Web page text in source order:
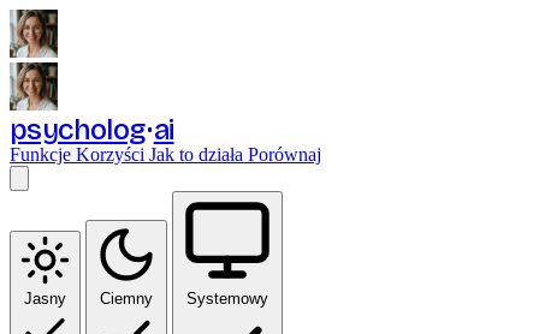
psycholog ai
Funkcje Korzyści Jak to działa Porównaj
Jasny Ciemny Systemowy